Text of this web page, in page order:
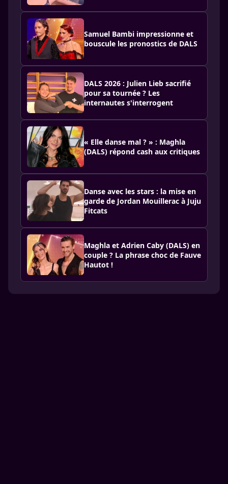
Samuel Bambi impressionne et
bouscule les pronostics de DALS
DALS 2026 : Julien Lieb sacrifié
pour sa tournée ? Les
internautes s'interrogent
« Elle danse mal ? » : Maghla
(DALS) répond cash aux critiques
Danse avec les stars : la mise en
garde de Jordan Mouillerac à Juju
Fitcats
Maghla et Adrien Caby (DALS) en
couple ? La phrase choc de Fauve
Hautot !